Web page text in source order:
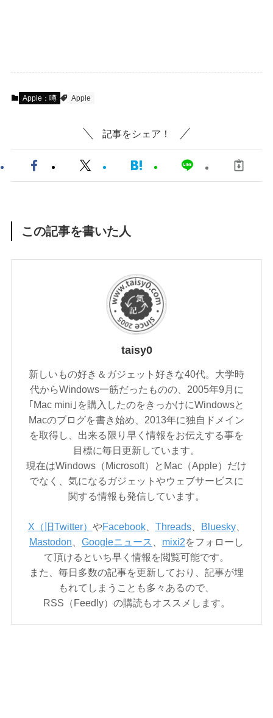
Apple：噂 Apple
記事をシェア！
この記事を書いた人
taisy0
新しいもの好き＆ガジェット好きな40代。大学時
代からWindows一筋だったものの、2005年9月に
｢Mac mini｣を購入したのをきっかけにWindowsと
Macのブログを書き始め、2013年に独自ドメイン
を取得し、出来る限り早く情報をお伝えする事を
目標に毎日更新しています。
現在はWindows（Microsoft）とMac（Apple）だけ
でなく、気になるガジェットやウェブサービスに
関する情報も発信しています。
X（旧Twitter） やFacebook、 Threads、 Bluesky、
Mastodon
Googleニュース mixi2をフォローし
て頂けるといち早く情報を閲覧可能です。
また、毎日多数の記事を更新しており、記事が埋
もれてしまうことも多々あるので、
RSS（Feedly）の購読もオススメします。